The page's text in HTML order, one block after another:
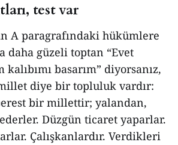
test var
A paragrafındaki hükümlere
daha güzeli toptan “Evet
basarım” diyorsanız,
diye bir topluluk vardır:
bir millettir; yalandan,
Düzgün ticaret yaparlar.
Çalışkanlardır. Verdikleri